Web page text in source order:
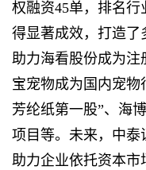
权融资45单，排名
得显著成效，打造了
助力海看股份成为
宝宠物成为国内宠物
芳纶纸第一股”、海
项目等。未来，中泰
助力企业依托资本市